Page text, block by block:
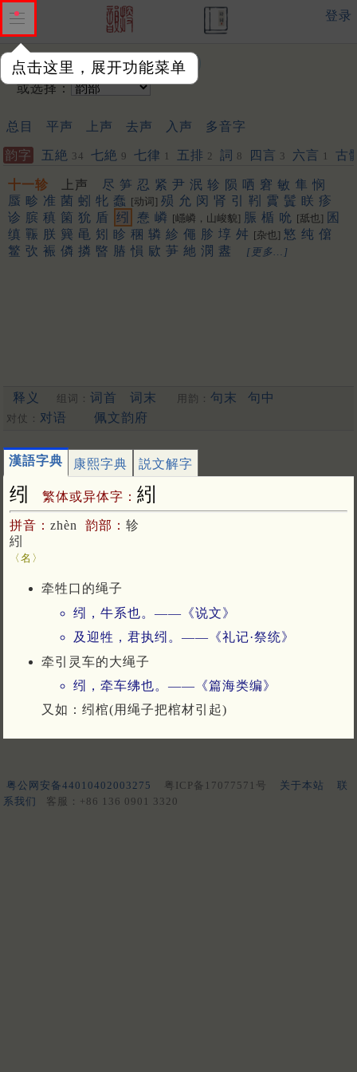
点击这里，展开功能菜单
登录
输入韵字：
或选择：
总目 平声 上声 去声 入声 多音字
韵字 五絶 34 七絶 9 七律 1 五排 2 詞 8 四言 3 六言 1 古
十一轸 上声 尽 笋 忍 紧 尹 泯 轸 陨 哂 窘 敏 隼 悯
蜃 畛 准 菌 蚓 牝 蠢 [动词] 殒 允 闵 肾 引 靷 霣 鬒 眹 疹
诊 膑 稹 箘 狁 盾 纼 惷 嶙 [嶾嶙，山峻貌] 脤 楯 吮 [舐也] 囷
缜 辴 朕 簨 黾 矧 眕 稛 辚 紾 僶 胗 埻 舛 [杂也] 慜 纯 僒
鳘 弞 裖 僯 撛 暋 䐏 愪 㰮 芛 䊶 潣 䀆 [更多…]
释义 组词： 词首 词末 用韵： 句末 句中
对仗： 对语 佩文韵府
漢語字典 康熙字典 説文解字
纼 繁体或异体字： 紖
拼音： zhèn 韵部： 轸
紖
〈名〉
牵牲口的绳子
纼，牛系也。——《说文》
及迎牲，君执纼。——《礼记·祭统》
牵引灵车的大绳子
纼，牵车绋也。——《篇海类编》
又如：纼棺(用绳子把棺材引起)
粤公网安备44010402003275 粤ICP备17077571号 关于本站
联
系我们
客服：+86 136 0901 3320